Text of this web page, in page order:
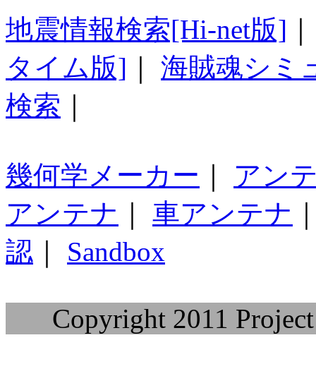
地震情報検索[Hi-net版]
タイム版]
海賊魂シミ
検索
幾何学メーカー
アン
アンテナ
車アンテナ
認
Sandbox
Copyright 2011